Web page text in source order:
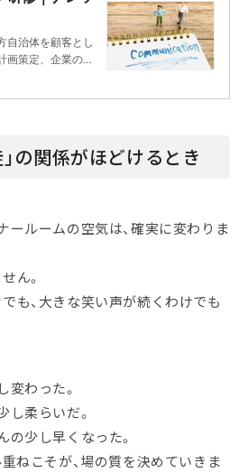
自治体を顧客とし
画策定、企業の非
トコンサルティ
」の関係がほどけるとき
ールームの空気は、確実に変わりま
ん。
も、大きな笑い声が続くわけでも
変わった。
し柔らいだ。
の少し早くなった。
ねこそが、場の質を決めていきま